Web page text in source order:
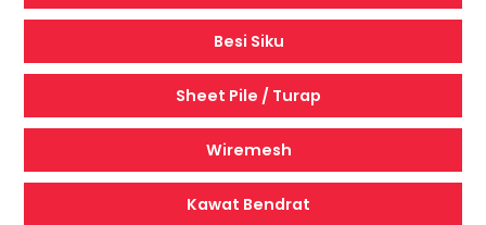
Besi Siku
Sheet Pile / Turap
Wiremesh
Kawat Bendrat